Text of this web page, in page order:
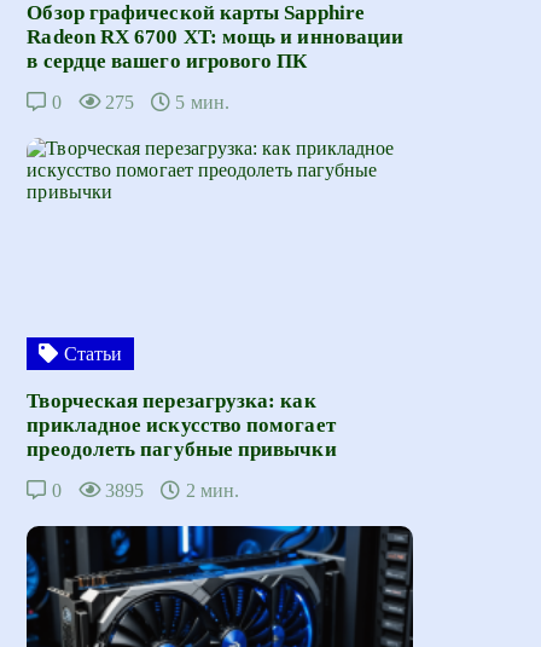
Обзор графической карты Sapphire
Radeon RX 6700 XT: мощь и инновации
в сердце вашего игрового ПК
0 275 5 мин.
Статьи
Творческая перезагрузка: как
прикладное искусство помогает
преодолеть пагубные привычки
0 3895 2 мин.